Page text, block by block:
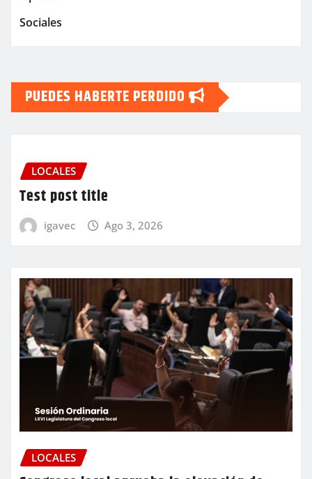
Sociales
PUEDES HABERTE PERDIDO
LOCALES
Test post title
igavec Ago 3, 2026
LOCALES